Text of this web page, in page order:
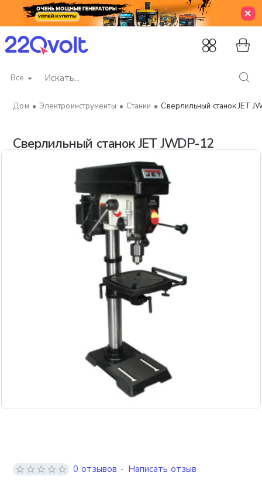
Все
Искать...
Сверлильный станок JET JWDP-12
Электроинструменты Станки Сверлильный станок JET
0 отзывов - Написать отзыв